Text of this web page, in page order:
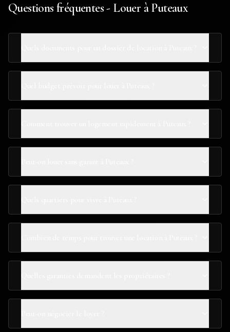
Questions fréquentes - Louer à Puteaux